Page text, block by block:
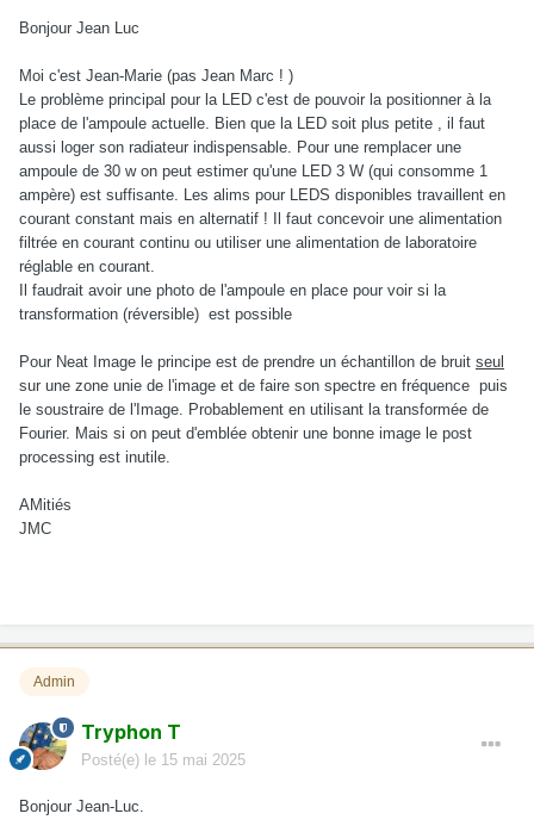
Bonjour Jean Luc
Moi c'est Jean-Marie (pas Jean Marc ! )
Le problème principal pour la LED c'est de pouvoir la positionner à la
place de l'ampoule actuelle. Bien que la LED soit plus petite , il faut
aussi loger son radiateur indispensable. Pour une remplacer une
ampoule de 30 w on peut estimer qu'une LED 3 W (qui consomme 1
ampère) est suffisante. Les alims pour LEDS disponibles travaillent en
courant constant mais en alternatif ! Il faut concevoir une alimentation
filtrée en courant continu ou utiliser une alimentation de laboratoire
réglable en courant.
Il faudrait avoir une photo de l'ampoule en place pour voir si la
transformation (réversible) est possible
Pour Neat Image le principe est de prendre un échantillon de bruit seul
sur une zone unie de l'image et de faire son spectre en fréquence puis
le soustraire de l'Image. Probablement en utilisant la transformée de
Fourier. Mais si on peut d'emblée obtenir une bonne image le post
processing est inutile.
AMitiés
JMC
Admin
Tryphon T
Posté(e) le 15 mai 2025
Bonjour Jean-Luc.